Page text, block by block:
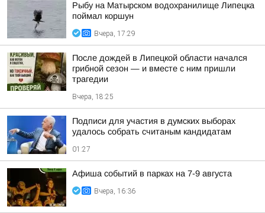
Рыбу на Матырском водохранилище Липецка
поймал коршун
Вчера, 17:29
После дождей в Липецкой области начался
грибной сезон — и вместе с ним пришли
трагедии
Вчера, 18:25
Подписи для участия в думских выборах
удалось собрать считаным кандидатам
01:27
Афиша событий в парках на 7-9 августа
Вчера, 16:36